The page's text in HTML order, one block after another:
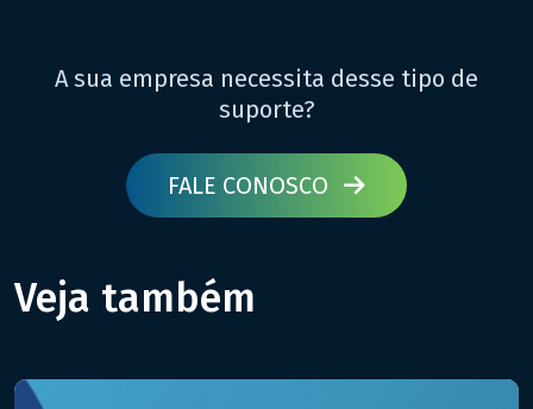
A sua empresa necessita desse tipo de
suporte?
FALE CONOSCO
Veja também